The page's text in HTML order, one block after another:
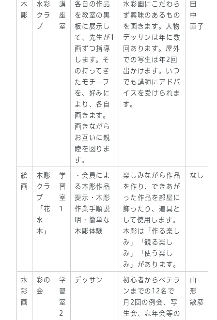
木
彫
水彩
クラ
ブ
講
座
室
各自の作品
を教室の黒
板に展示し
て、先生が1
画ずつ指導
します。そ
の持ってき
たモチーフ
を、好みに
より、各自
画きます。
画きながら
お互いに親
睦を図りま
す。
水彩画にこだわら
ず興味のあるもの
を画きます。人物
デッサンは年に数
回あります。屋外
での写生は年2回
出かけます。いつ
でも講師にアドバ
イスを受けられま
す。
田
中
直子
絵
画
木彫
クラ
ブ
「花
水
木」
学
習
室
1
・会員によ
る木彫作品
提示・木彫
作業手順説
明・簡単な
木彫体験
楽しみながら作品
を作り、できあが
った作品を部屋に
飾ったり、道具と
して使用します。
木彫は「作る楽し
み」「観る楽し
み」「使う楽し
み」があります。
なし
水
彩
画
彩の
会
学
習
室
2
デッサン
初心者からベテラ
ンまでの12名で
月2回の例会、写
生会、忘年会等の
山
形
敏彦